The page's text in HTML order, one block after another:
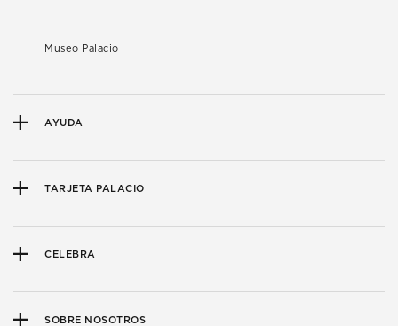
Museo Palacio
AYUDA
TARJETA PALACIO
CELEBRA
SOBRE NOSOTROS